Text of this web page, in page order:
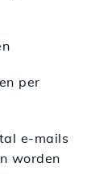
per
e-mails
worden